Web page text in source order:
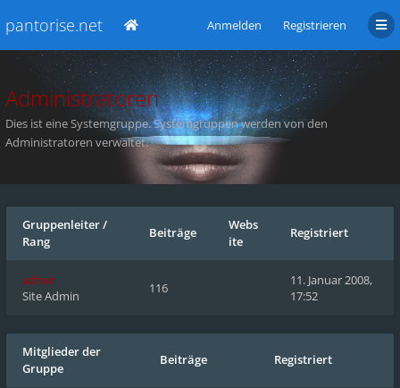
pantorise.net Anmelden Registrieren
Administratoren
Dies ist eine Systemgruppe. Systemgruppen werden von den
Administratoren verwaltet.
Gruppenleiter/
Rang
Beiträge
Webs
ite
Registriert
admin
Site Admin
116
11. Januar 2008,
17:52
Mitglieder der
Gruppe
Beiträge Registriert